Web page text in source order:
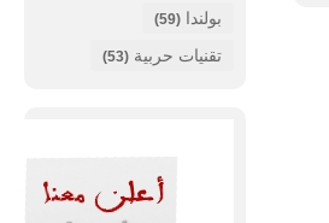
بولندا (59)
تقنيات حربية (53)